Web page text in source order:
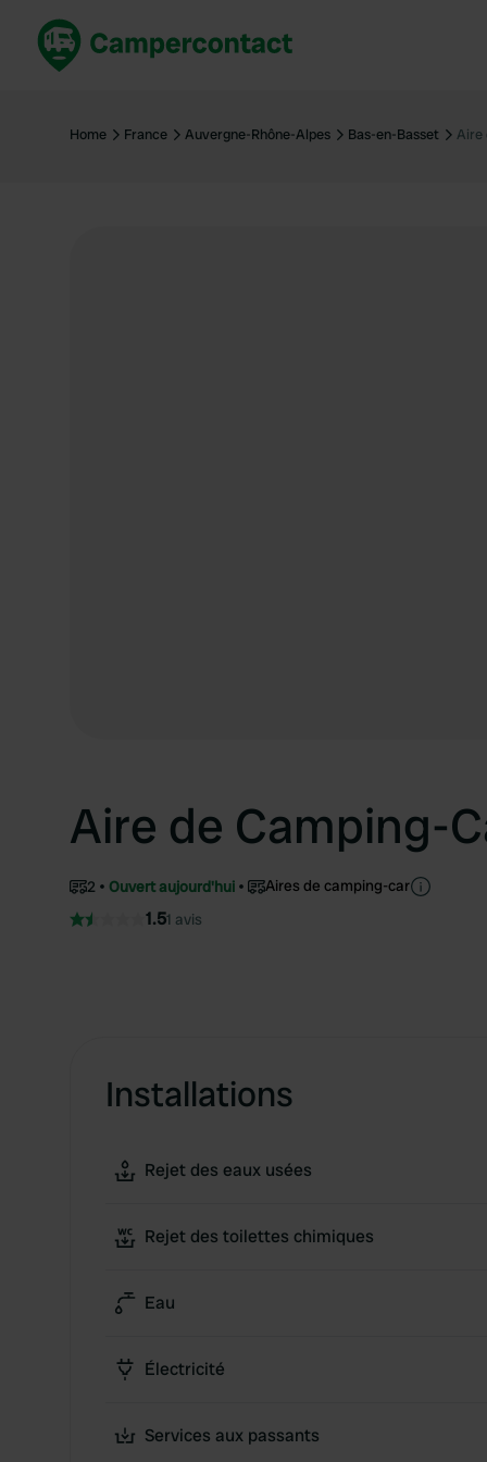
France
France
Home France Auvergne-Rhône-Alpes Bas-en-Basset Aire
Aire de Camping-
2 Ouvert aujourd'hui Aires de camping-car
1.51 avis
Installations
Rejet des eaux usées
Rejet des toilettes chimiques
Eau
Électricité
Services aux passants